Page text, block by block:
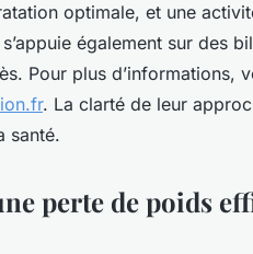
optimale, et une
également sur des
Pour plus d’informations,
. La clarté de leur
santé.
perte de poids